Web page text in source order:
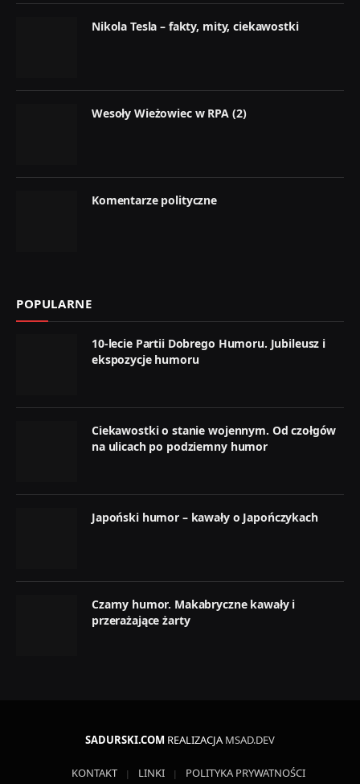
Nikola Tesla – fakty, mity, ciekawostki
Wesoły Wieżowiec w RPA (2)
Komentarze polityczne
POPULARNE
10-lecie Partii Dobrego Humoru. Jubileusz i
ekspozycje humoru
Ciekawostki o stanie wojennym. Od czołgów
na ulicach po podziemny humor
Japoński humor – kawały o Japończykach
Czarny humor. Makabryczne kawały i
przerażające żarty
SADURSKI.COM REALIZACJAMSAD.DEV
KONTAKT LINKI POLITYKA PRYWATNOŚCI